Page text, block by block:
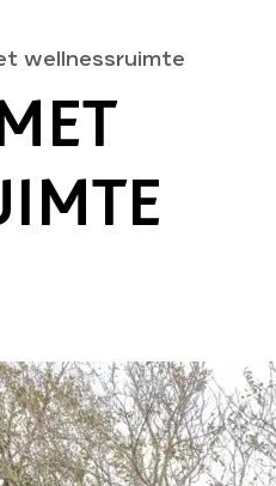
wellnessruimte